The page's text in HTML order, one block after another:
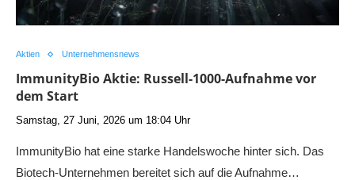
Aktien Unternehmensnews
ImmunityBio Aktie: Russell-1000-Aufnahme vor
dem Start
Samstag, 27 Juni, 2026 um 18:04 Uhr
ImmunityBio hat eine starke Handelswoche hinter sich. Das
Biotech-Unternehmen bereitet sich auf die Aufnahme…